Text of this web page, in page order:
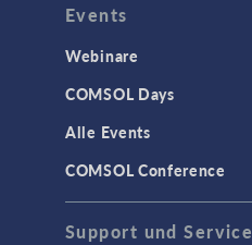
Events
Webinare
COMSOL Days
Alle Events
COMSOL Conference
Support und Service